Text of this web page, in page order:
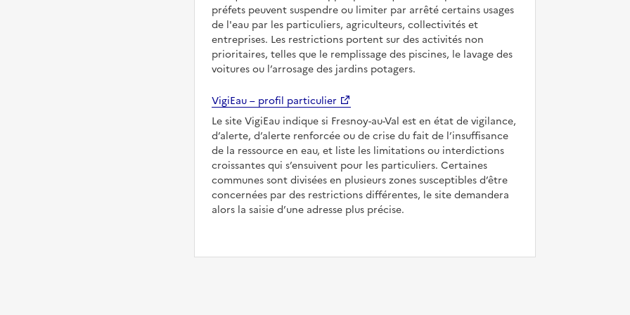
préfets peuvent suspendre ou limiter par arrêté certains usages
de l'eau par les particuliers, agriculteurs, collectivités et
entreprises. Les restrictions portent sur des activités non
prioritaires, telles que le remplissage des piscines, le lavage des
voitures ou l’arrosage des jardins potagers.
VigiEau – profil particulier
Le site VigiEau indique si Fresnoy-au-Val est en état de vigilance,
d’alerte, d’alerte renforcée ou de crise du fait de l’insuffisance
de la ressource en eau, et liste les limitations ou interdictions
croissantes qui s’ensuivent pour les particuliers. Certaines
communes sont divisées en plusieurs zones susceptibles d’être
concernées par des restrictions différentes, le site demandera
alors la saisie d’une adresse plus précise.